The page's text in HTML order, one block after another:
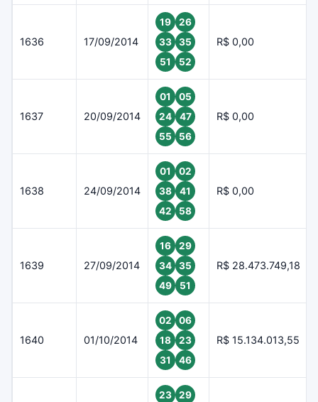
1636 17/09/2014
19
26
33
35
51
52
R$ 0,00
1637 20/09/2014
01
05
24
47
55
56
R$ 0,00
1638 24/09/2014
01
02
38
41
42
58
R$ 0,00
1639 27/09/2014
16
29
34
35
49
51
R$ 28.473.749,18
1640 01/10/2014
02
06
18
23
31
46
R$ 15.134.013,55
23
29